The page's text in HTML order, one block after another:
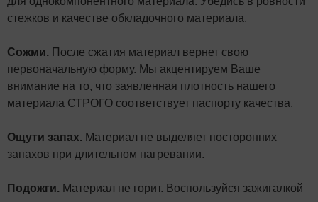
стежков и качестве обкладочного материала.
Сожми. После сжатия материал вернет свою
первоначальную форму. Мы акцентируем Ваше
внимание на то, что заявленная плотность нашего
материала СТРОГО соответствует паспорту качества.
Ощути запах. Материал не выделяет посторонних
запахов при длительном нагревании.
Подожги. Материал не горит. Воспользуйся зажигалкой